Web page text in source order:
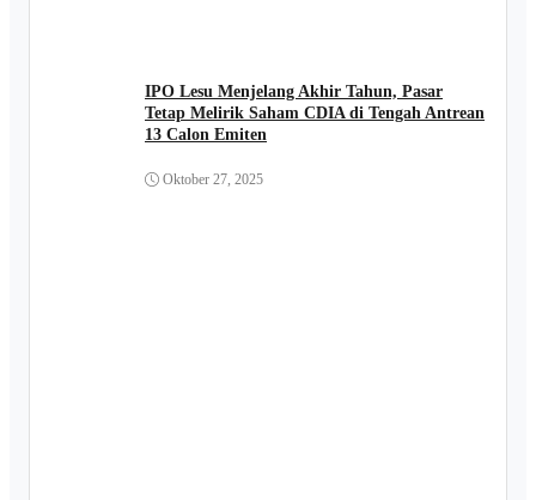
IPO Lesu Menjelang Akhir Tahun, Pasar
Tetap Melirik Saham CDIA di Tengah Antrean
13 Calon Emiten
Oktober 27, 2025